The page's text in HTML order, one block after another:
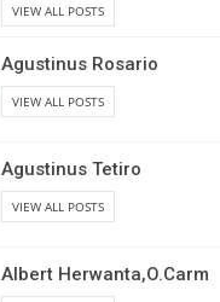
VIEW ALL POSTS
Agustinus Rosario
VIEW ALL POSTS
Agustinus Tetiro
VIEW ALL POSTS
Albert Herwanta,O.Carm